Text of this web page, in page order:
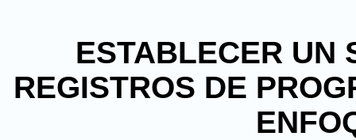
ESTABLECER UN
REGISTROS DE